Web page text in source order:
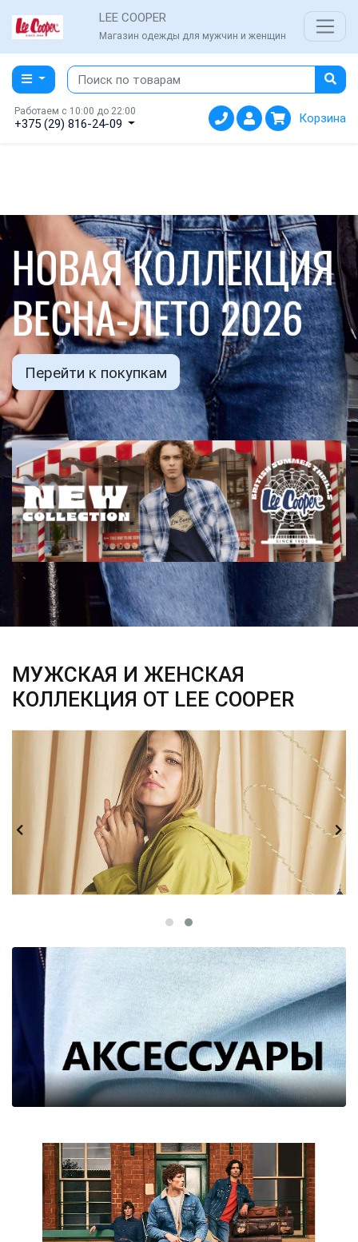
LEE COOPER
Магазин одежды для мужчин и женщин
Работаем с 10:00 до 22:00
+375 (29) 816-24-09 Корзина
НОВАЯ КОЛЛЕКЦИЯ
ВЕСНА-ЛЕТО 2026
Перейти к покупкам
МУЖСКАЯ И ЖЕНСКАЯ
КОЛЛЕКЦИЯ ОТ LEE COOPER